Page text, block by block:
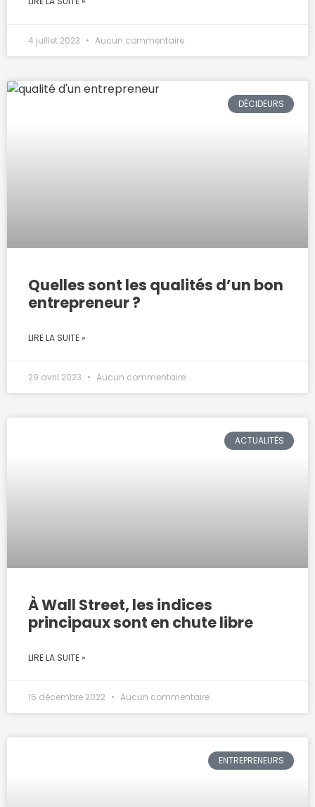
4 juillet 2023 Aucun commentaire
DÉCIDEURS
Quelles sont les qualités d’un bon
entrepreneur ?
LIRE LA SUITE »
29 avril 2023 Aucun commentaire
ACTUALITÉS
À Wall Street, les indices
principaux sont en chute libre
LIRE LA SUITE »
15 décembre 2022 Aucun commentaire
ENTREPRENEURS